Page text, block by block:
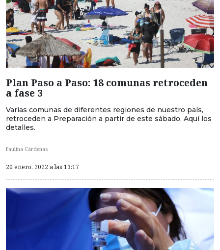
Plan Paso a Paso: 18 comunas retroceden
a fase 3
Varias comunas de diferentes regiones de nuestro país,
retroceden a Preparación a partir de este sábado. Aquí los
detalles.
Paulina Cárdenas
20 enero, 2022 a las 13:17